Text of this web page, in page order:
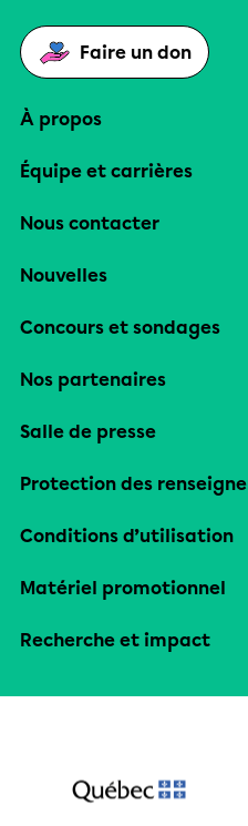
Faire un don
À propos
Équipe et carrières
Nous contacter
Nouvelles
Concours et sondages
Nos partenaires
Salle de presse
Protection des
Conditions d’utilisation
Matériel promotionnel
Recherche et impact